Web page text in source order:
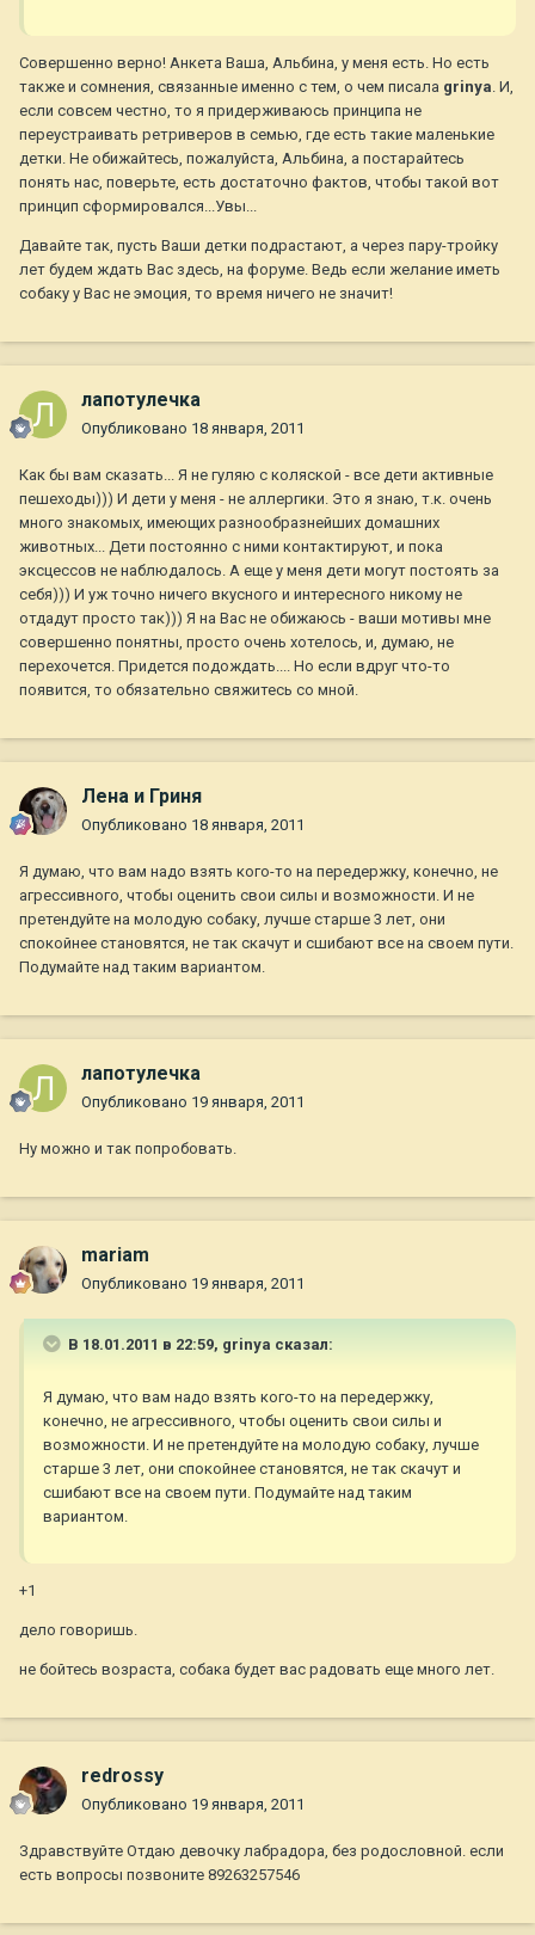
Совершенно верно! Анкета Ваша, Альбина, у меня есть. Но есть
также и сомнения, связанные именно с тем, о чем писала grinya. И,
если совсем честно, то я придерживаюсь принципа не
переустраивать ретриверов в семью, где есть такие маленькие
детки. Не обижайтесь, пожалуйста, Альбина, а постарайтесь
понять нас, поверьте, есть достаточно фактов, чтобы такой вот
принцип сформировался...Увы...
Давайте так, пусть Ваши детки подрастают, а через пару-тройку
лет будем ждать Вас здесь, на форуме. Ведь если желание иметь
собаку у Вас не эмоция, то время ничего не значит!
лапотулечка
Опубликовано 18 января, 2011
Как бы вам сказать... Я не гуляю с коляской - все дети активные
пешеходы))) И дети у меня - не аллергики. Это я знаю, т.к. очень
много знакомых, имеющих разнообразнейших домашних
животных... Дети постоянно с ними контактируют, и пока
эксцессов не наблюдалось. А еще у меня дети могут постоять за
себя))) И уж точно ничего вкусного и интересного никому не
отдадут просто так))) Я на Вас не обижаюсь - ваши мотивы мне
совершенно понятны, просто очень хотелось, и, думаю, не
перехочется. Придется подождать.... Но если вдруг что-то
появится, то обязательно свяжитесь со мной.
Лена и Гриня
Опубликовано 18 января, 2011
Я думаю, что вам надо взять кого-то на передержку, конечно, не
агрессивного, чтобы оценить свои силы и возможности. И не
претендуйте на молодую собаку, лучше старше 3 лет, они
спокойнее становятся, не так скачут и сшибают все на своем пути.
Подумайте над таким вариантом.
лапотулечка
Опубликовано 19 января, 2011
Ну можно и так попробовать.
mariam
Опубликовано 19 января, 2011
В 18.01.2011 в 22:59, grinya сказал:
Я думаю, что вам надо взять кого-то на передержку,
конечно, не агрессивного, чтобы оценить свои силы и
возможности. И не претендуйте на молодую собаку, лучше
старше 3 лет, они спокойнее становятся, не так скачут и
сшибают все на своем пути. Подумайте над таким
вариантом.
+1
дело говоришь.
не бойтесь возраста, собака будет вас радовать еще много лет.
redrossy
Опубликовано 19 января, 2011
Здравствуйте Отдаю девочку лабрадора, без родословной. если
есть вопросы позвоните 89263257546